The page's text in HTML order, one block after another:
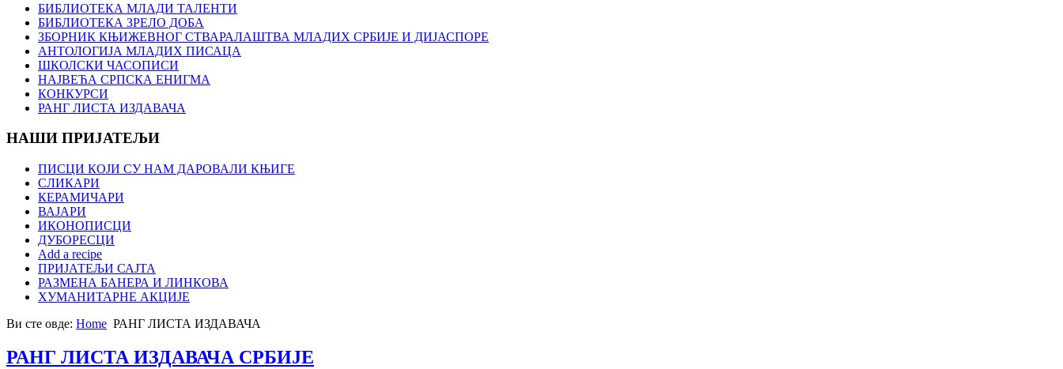
БИБЛИОТЕКА МЛАДИ ТАЛЕНТИ
БИБЛИОТЕКА ЗРЕЛО ДОБА
ЗБОРНИК КЊИЖЕВНОГ СТВАРАЛАШТВА МЛАДИХ СРБИЈЕ И ДИЈАСПОРЕ
АНТОЛОГИЈА МЛАДИХ ПИСАЦА
ШКОЛСКИ ЧАСОПИСИ
НАЈВЕЋА СРПСКА ЕНИГМА
КОНКУРСИ
РАНГ ЛИСТА ИЗДАВАЧА
НАШИ ПРИЈАТЕЉИ
ПИСЦИ КОЈИ СУ НАМ ДАРОВАЛИ КЊИГЕ
СЛИКАРИ
КЕРАМИЧАРИ
ВАЈАРИ
ИКОНОПИСЦИ
ДУБОРЕСЦИ
Add a recipe
ПРИЈАТЕЉИ САЈТА
РАЗМЕНА БАНЕРА И ЛИНКОВА
ХУМАНИТАРНЕ АКЦИЈЕ
Ви сте овде: Home РАНГ ЛИСТА ИЗДАВАЧА
РАНГ ЛИСТА ИЗДАВАЧА СРБИЈЕ